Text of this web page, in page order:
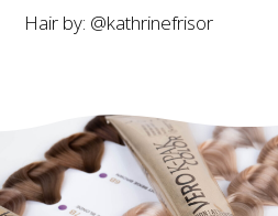
Hair by: @kathrinefrisor